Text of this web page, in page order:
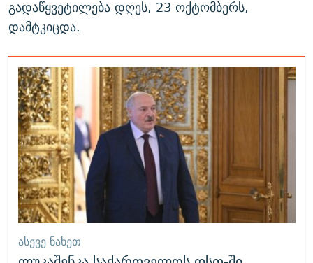
გადაწყვეტილება დღეს, 23 ოქტომბერს,
დამტკიცდა.
ᲐᲡᲔᲕᲔ ᲜᲐᲮᲔᲗ